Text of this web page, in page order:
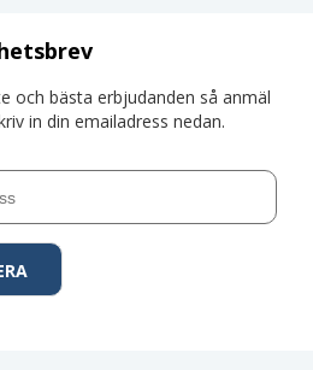
och bästa erbjudanden så anmäl
in din emailadress nedan.